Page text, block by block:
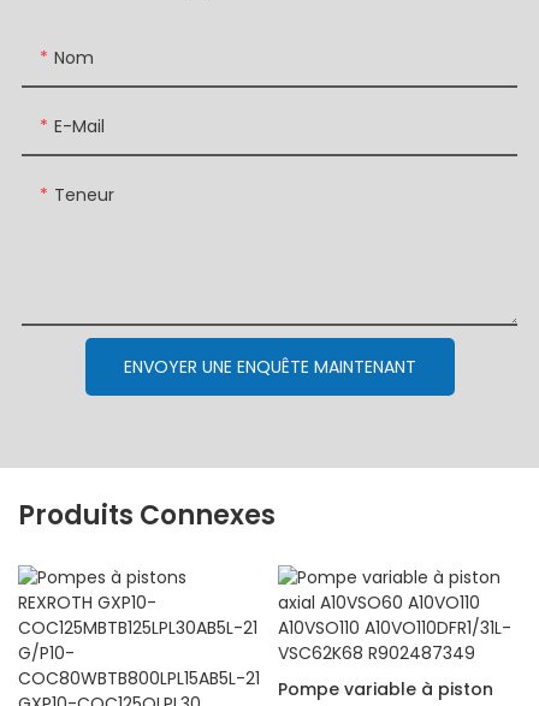
Nom
E-Mail
Teneur
ENVOYER UNE ENQUÊTE MAINTENANT
Produits Connexes
Pompe variable à piston